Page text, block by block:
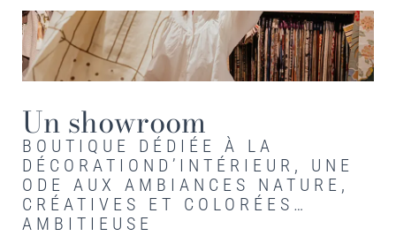
Un showroom
BOUTIQUE DÉDIÉE À LA
DÉCORATION D’INTÉRIEUR, UNE
ODE AUX AMBIANCES NATURE,
CRÉATIVES ET COLORÉES…
AMBITIEUSE